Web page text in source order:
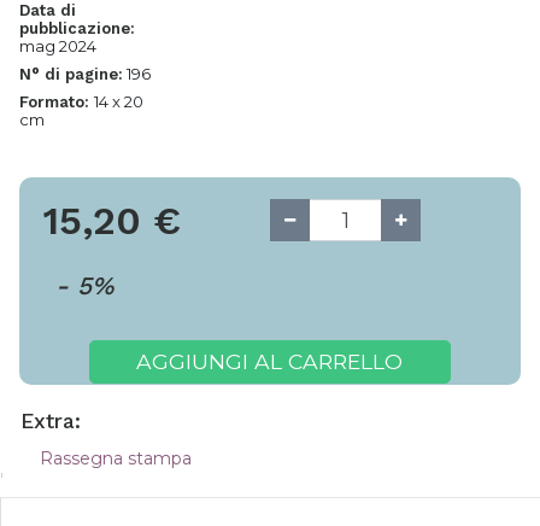
Data di
pubblicazione:
mag 2024
N° di pagine: 196
Formato: 14 x 20
cm
15,20 €
- 5%
AGGIUNGI AL CARRELLO
Extra:
Rassegna stampa